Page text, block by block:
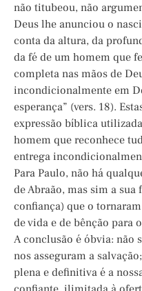
não titubeou, não
Deus lhe anunciou o
conta da altura, da
da fé de um homem que
completa nas mãos de
incondicionalmente em
esperança” (vers. 18).
expressão bíblica
homem que reconhece
entrega
Para Paulo, não há
de Abraão, mas sim a
confiança) que o
de vida e de bênção para
A conclusão é óbvia: não
nos asseguram a
plena e definitiva é a